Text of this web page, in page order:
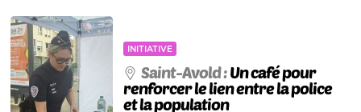
INITIATIVE
Saint-Avold :Un café pour
renforcer le lien entre la police
et la population